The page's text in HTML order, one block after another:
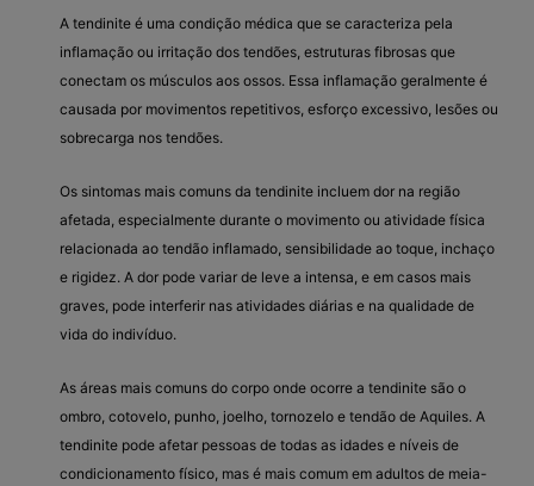
A tendinite é uma condição médica que se caracteriza pela
inflamação ou irritação dos tendões, estruturas fibrosas que
conectam os músculos aos ossos. Essa inflamação geralmente é
causada por movimentos repetitivos, esforço excessivo, lesões ou
sobrecarga nos tendões.
Os sintomas mais comuns da tendinite incluem dor na região
afetada, especialmente durante o movimento ou atividade física
relacionada ao tendão inflamado, sensibilidade ao toque, inchaço
e rigidez. A dor pode variar de leve a intensa, e em casos mais
graves, pode interferir nas atividades diárias e na qualidade de
vida do indivíduo.
As áreas mais comuns do corpo onde ocorre a tendinite são o
ombro, cotovelo, punho, joelho, tornozelo e tendão de Aquiles. A
tendinite pode afetar pessoas de todas as idades e níveis de
condicionamento físico, mas é mais comum em adultos de meia-